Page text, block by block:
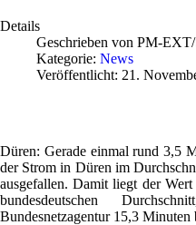
Details
Geschrieben von PM-
Kategorie: News
Veröffentlicht: 21.
Düren: Gerade einmal rund 3,5
der Strom in Düren im
ausgefallen. Damit liegt der
bundesdeutschen
Bundesnetzagentur 15,3 Minuten